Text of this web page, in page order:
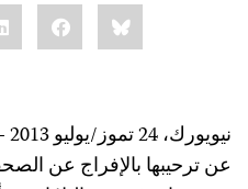
Bluesky
عن ترحيبها بالإفراج عن